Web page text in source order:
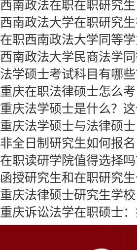
西南政法在职在职研究生
西南政法大学在职研究
在职西南政法大学同等
西南政法大学民商法学
法学硕士考试科目有哪
重庆在职法律硕士怎么考
重庆法学硕士是什么？
重庆法学硕士与法律硕士
非全日制研究生如何报名
在职读研学院值得选择
函授研究生和在职研究
重庆法律硕士研究生学校
重庆诉讼法学在职硕士